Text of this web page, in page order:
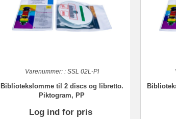
Varenummer:: SSL 02L-PI
Bibliotekslomme til 2 discs og libretto.
Piktogram, PP
Log ind for pris